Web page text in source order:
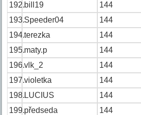
192.bill19
144
193.Speeder04
144
194.terezka
144
195.maty.p
144
196.vlk_2
144
197.violetka
144
198.LUCIUS
144
199.předseda
144